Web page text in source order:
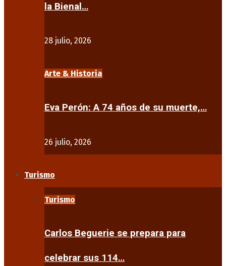
la Bienal…
28 julio, 2026
Arte & Historia
Eva Perón: A 74 años de su muerte,…
26 julio, 2026
Turismo
Turismo
Carlos Beguerie se prepara para
celebrar sus 114…